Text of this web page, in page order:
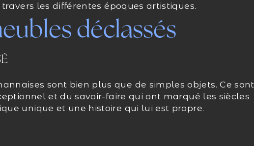
les différentes époques artistiques.
déclassés
sont bien plus que de simples objets. Ce sont
et du savoir-faire qui ont marqué les siècles
unique et une histoire qui lui est propre.